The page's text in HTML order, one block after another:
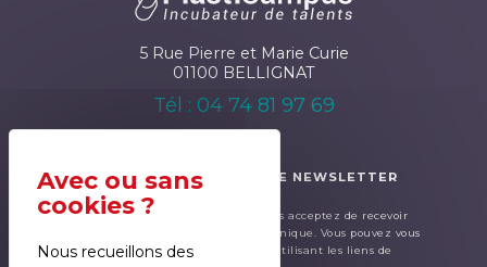
5 Rue Pierre et Marie Curie
01100 BELLIGNAT
Tél : 04 74 81 97 69
ABONNEZ-VOUS À NOTRE NEWSLETTER
En renseignant ce formulaire, cous acceptez de recevoir
notre newsletter par courrier électronique. Vous pouvez vous
désinscrire à tout moment en utilisant les liens de
Nous recueillons des